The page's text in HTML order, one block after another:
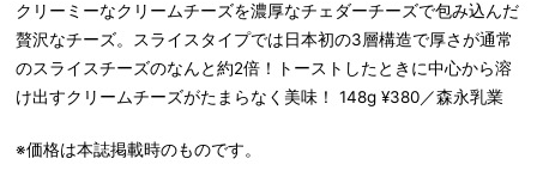
クリーミーなクリームチーズを濃厚なチェダーチーズで包み込んだ
贅沢なチーズ。スライスタイプでは日本初の3層構造で厚さが通常
のスライスチーズのなんと約2倍！トーストしたときに中心から溶
け出すクリームチーズがたまらなく美味！ 148g ¥380／森永乳業
※価格は本誌掲載時のものです。